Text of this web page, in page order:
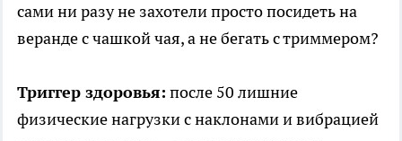
сами ни разу не захотели просто посидеть на
веранде с чашкой чая, а не бегать с триммером?
Триггер здоровья: после 50 лишние
физические нагрузки с наклонами и вибрацией